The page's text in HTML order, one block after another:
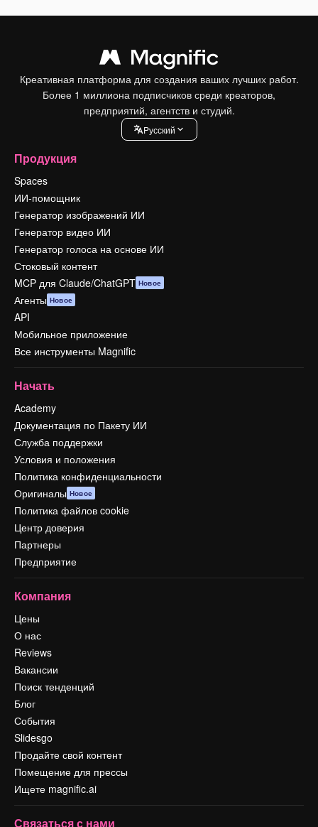
Креативная платформа для создания ваших лучших работ.
Более 1 миллиона подписчиков среди креаторов,
предприятий, агентств и студий.
Pусский
Продукция
Spaces
ИИ-помощник
Генератор изображений ИИ
Генератор видео ИИ
Генератор голоса на основе ИИ
Стоковый контент
MCP для Claude/ChatGPT Новое
Агенты Новое
API
Мобильное приложение
Все инструменты Magnific
Начать
Academy
Документация по Пакету ИИ
Служба поддержки
Условия и положения
Политика конфиденциальности
Оригиналы Новое
Политика файлов cookie
Центр доверия
Партнеры
Предприятие
Компания
Цены
О нас
Reviews
Вакансии
Поиск тенденций
Блог
События
Slidesgo
Продайте свой контент
Помещение для прессы
Ищете magnific.ai
Связаться с нами